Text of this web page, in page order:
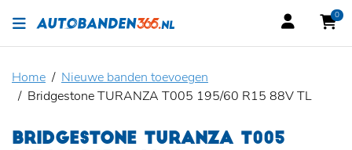
0
Home
Nieuwe banden toevoegen
Bridgestone TURANZA T005 195/60 R15 88V TL
BRIDGESTONE TURANZA T005